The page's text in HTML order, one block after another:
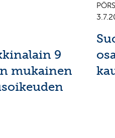
9
mukainen